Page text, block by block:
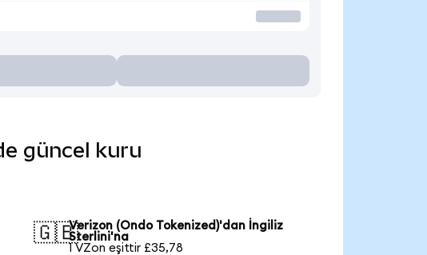
güncel kuru
🇬🇧Verizon (Ondo Tokenized)'dan İngiliz
Sterlini'na
1 VZon eşittir £35,78